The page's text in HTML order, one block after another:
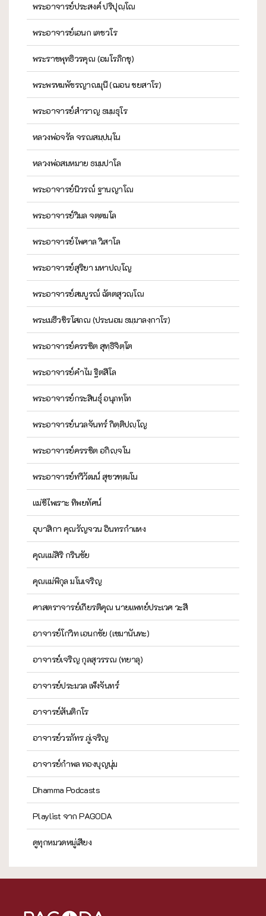
พระอาจารย์ประสงค์ ปริปุณฺโณ
พระอาจารย์เอนก เตชวโร
พระราชพุทธิวรคุณ (อมโรภิกขุ)
พระพรหมพัชรญาณมุนี (ฌอน ชยสาโร)
พระอาจารย์สำราญ ธมฺมธุโร
หลวงพ่อจรัล จรณสมฺปนฺโน
หลวงพ่อสมหมาย ธมฺมปาโล
พระอาจารย์นิวรณ์ ฐานญาโณ
พระอาจารย์วิมล จตฺตมโล
พระอาจารย์ไพศาล วิสาโล
พระอาจารย์สุริยา มหาปญฺโญ
พระอาจารย์สมบูรณ์ ฉัตตสุวณฺโณ
พระเมธีวชิรโสภณ (ประนอม ธมฺมาลงฺกาโร)
พระอาจารย์ครรชิต สุทฺธิจิตฺโต
พระอาจารย์คำไม ฐิตสีโล
พระอาจารย์กระสินธุ์ อนุภทฺโท
พระอาจารย์นวลจันทร์ กิตฺติปญฺโญ
พระอาจารย์ครรชิต อกิญฺจโน
พระอาจารย์ทวีวัฒน์ สุขวฑฺฒโน
แม่ชีไพเราะ ทิพยทัศน์
อุบาสิกา คุณรัญจวน อินทรกำแหง
คุณแม่สิริ กรินชัย
คุณแม่พิกุล มโนเจริญ
ศาสตราจารย์เกียรติคุณ นายแพทย์ประเวศ วะสี
อาจารย์โกวิท เอนกชัย (เขมานันทะ)
อาจารย์เจริญ กุลสุวรรณ (ทยาลุ)
อาจารย์ประมวล เพ็งจันทร์
อาจารย์สันติกโร
อาจารย์วรภัทร ภู่เจริญ
อาจารย์กำพล ทองบุญนุ่ม
Dhamma Podcasts
Playlist จาก PAGODA
ดูทุกหมวดหมู่เสียง